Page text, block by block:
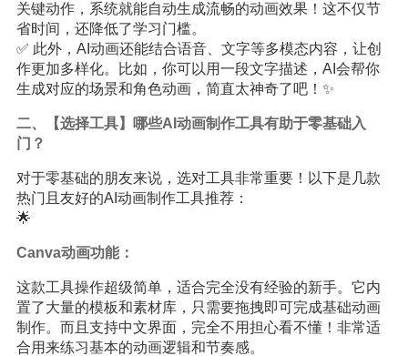
关键动作，系统就能自动生成流畅的动画效果！这不仅节
省时间，还降低了学习门槛。
✅ 此外，AI动画还能结合语音、文字等多模态内容，让创
作更加多样化。比如，你可以用一段文字描述，AI会帮你
生成对应的场景和角色动画，简直太神奇了吧！✨
二、【选择工具】哪些AI动画制作工具有助于零基础入
门？
对于零基础的朋友来说，选对工具非常重要！以下是几款
热门且友好的AI动画制作工具推荐：
🌟
Canva动画功能：
这款工具操作超级简单，适合完全没有经验的新手。它内
置了大量的模板和素材库，只需要拖拽即可完成基础动画
制作。而且支持中文界面，完全不用担心看不懂！非常适
合用来练习基本的动画逻辑和节奏感。